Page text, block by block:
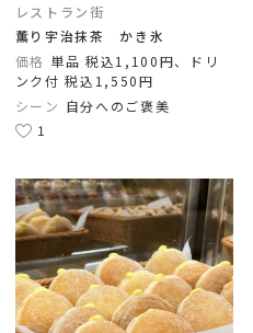
レストラン街
薫り宇治抹茶 かき氷
価格 単品 税込1,100円、ドリ
ンク付 税込1,550円
シーン 自分へのご褒美
1